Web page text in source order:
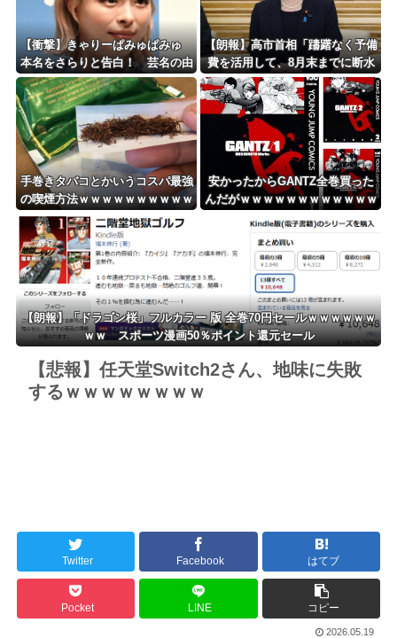
【衝撃】きゃりーぱみゅぱみゅ
本名をさらりと告白！ 芸名の由
来も明かす！！
【朗報】高市首相「躊躇なく予備
費を活用して、8月末までに断水
解消を目指す」 熊本地震
手巻きタバコとかいうコスパ最強
の喫煙方法ｗｗｗｗｗｗｗｗｗｗ
ｗｗｗ
安かったからGANTZ全巻買った
んだがｗｗｗｗｗｗｗｗｗｗｗｗ
【朗報】「ドラゴン桜」フルカラー 版 全巻70円セールｗｗｗｗｗｗ
ｗｗ スポーツ漫画50％ポイント還元セール
【悲報】任天堂Switch2さん、地味に失敗
するｗｗｗｗｗｗｗｗ
Twitter Facebook はてブ
Pocket LINE コピー
2026.05.19